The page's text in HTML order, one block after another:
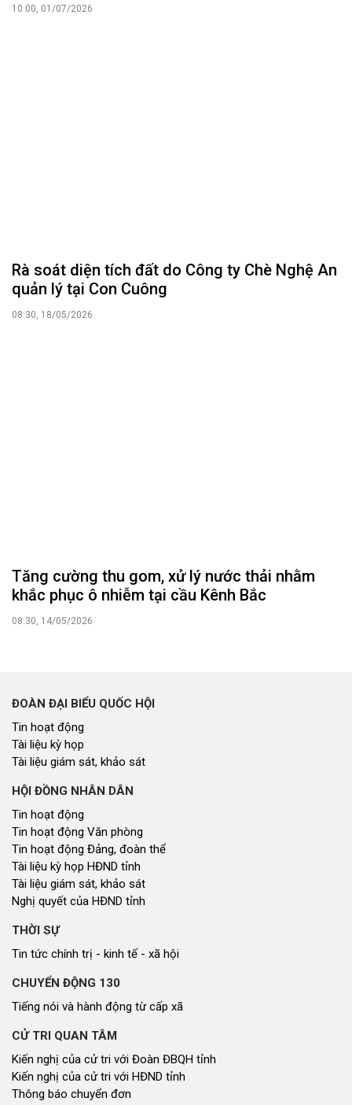
10:00, 01/07/2026
Rà soát diện tích đất do Công ty Chè Nghệ An
quản lý tại Con Cuông
08:30, 18/05/2026
Tăng cường thu gom, xử lý nước thải nhằm
khắc phục ô nhiễm tại cầu Kênh Bắc
08:30, 14/05/2026
ĐOÀN ĐẠI BIỂU QUỐC HỘI
Tin hoạt động
Tài liệu kỳ họp
Tài liệu giám sát, khảo sát
HỘI ĐỒNG NHÂN DÂN
Tin hoạt động
Tin hoạt động Văn phòng
Tin hoạt động Đảng, đoàn thể
Tài liệu kỳ họp HĐND tỉnh
Tài liệu giám sát, khảo sát
Nghị quyết của HĐND tỉnh
THỜI SỰ
Tin tức chính trị - kinh tế - xã hội
CHUYỂN ĐỘNG 130
Tiếng nói và hành động từ cấp xã
CỬ TRI QUAN TÂM
Kiến nghị của cử tri với Đoàn ĐBQH tỉnh
Kiến nghị của cử tri với HĐND tỉnh
Thông báo chuyển đơn